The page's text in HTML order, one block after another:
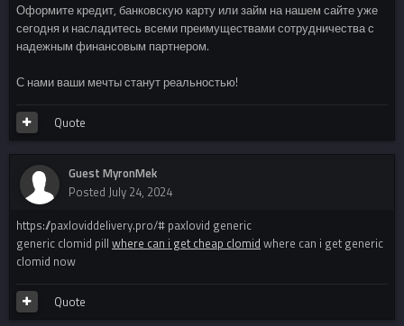
Оформите кредит, банковскую карту или займ на нашем сайте уже
сегодня и насладитесь всеми преимуществами сотрудничества с
надежным финансовым партнером.
С нами ваши мечты станут реальностью!
Quote
Guest MyronMek
Posted July 24, 2024
https://paxloviddelivery.pro/# paxlovid generic
generic clomid pill where can i get cheap clomid where can i get generic
clomid now
Quote